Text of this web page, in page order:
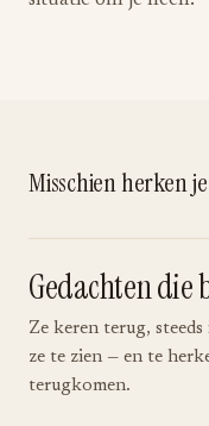
Misschien herken
Gedachten
Ze keren terug,
ze te zien — en te
terugkomen.